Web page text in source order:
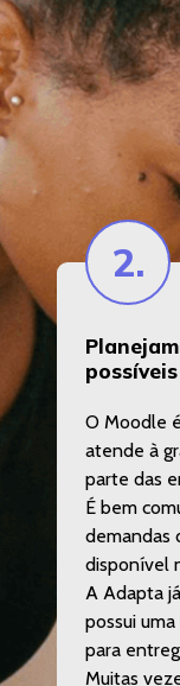
2.
O Moodle
atende à
parte das
É bem
demandas
disponível
A Adapta
possui
para
Muitas